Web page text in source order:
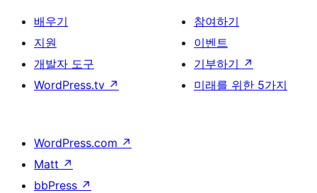
배우기
지원
개발자 도구
WordPress.tv ↗
참여하기
이벤트
기부하기 ↗
미래를 위한 5가지
WordPress.com ↗
Matt ↗
bbPress ↗